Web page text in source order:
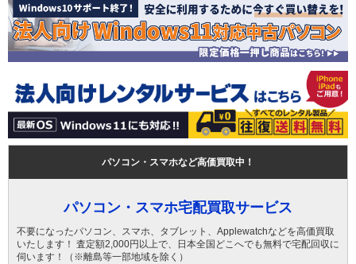
パソコン・スマホなど高価買取中！
パソコン・スマホ宅配買取サービス
不要になったパソコン、スマホ、タブレット、Applewatchなどを高価買取
いたします！ 査定額2,000円以上で、日本全国どこへでも無料で宅配回収に
伺います！（※離島等一部地域を除く）